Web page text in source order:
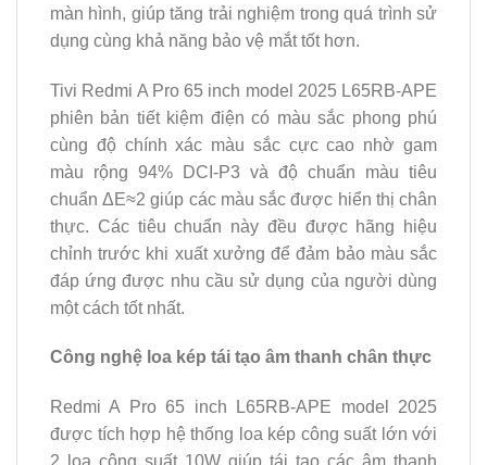
màn hình, giúp tăng trải nghiệm trong quá trình sử
dụng cùng khả năng bảo vệ mắt tốt hơn.
Tivi Redmi A Pro 65 inch model 2025 L65RB-APE
phiên bản tiết kiệm điện có màu sắc phong phú
cùng độ chính xác màu sắc cực cao nhờ gam
màu rộng 94% DCI-P3 và độ chuẩn màu tiêu
chuẩn ΔE≈2 giúp các màu sắc được hiển thị chân
thực. Các tiêu chuẩn này đều được hãng hiệu
chỉnh trước khi xuất xưởng để đảm bảo màu sắc
đáp ứng được nhu cầu sử dụng của người dùng
một cách tốt nhất.
Công nghệ loa kép tái tạo âm thanh chân thực
Redmi A Pro 65 inch L65RB-APE model 2025
được tích hợp hệ thống loa kép công suất lớn với